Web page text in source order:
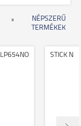
NÉPSZERŰ
TERMÉKEK
LP654NO STICK N